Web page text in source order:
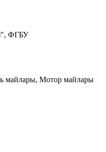
ФГБУ
майлары, Мотор майлары